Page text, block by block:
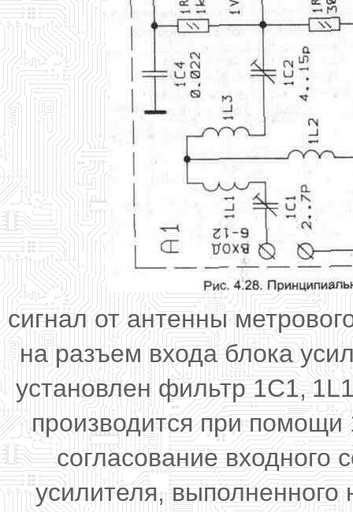
сигнал от антенны
на разъем входа блока
установлен фильтр 1С1,
производится при
согласование входного
усилителя,